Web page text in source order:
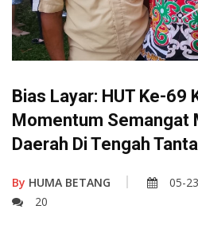
Bias Layar: HUT Ke-69
Momentum Semangat
Daerah Di Tengah
By HUMA BETANG 05-
20